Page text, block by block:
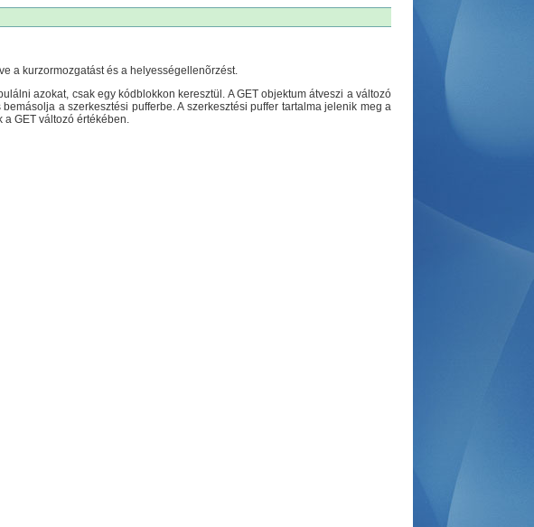
a kurzormozgatást és a helyességellenõrzést.
azokat, csak egy kódblokkon keresztül. A GET objektum átveszi a változó
a szerkesztési pufferbe. A szerkesztési puffer tartalma jelenik meg a
GET változó értékében.